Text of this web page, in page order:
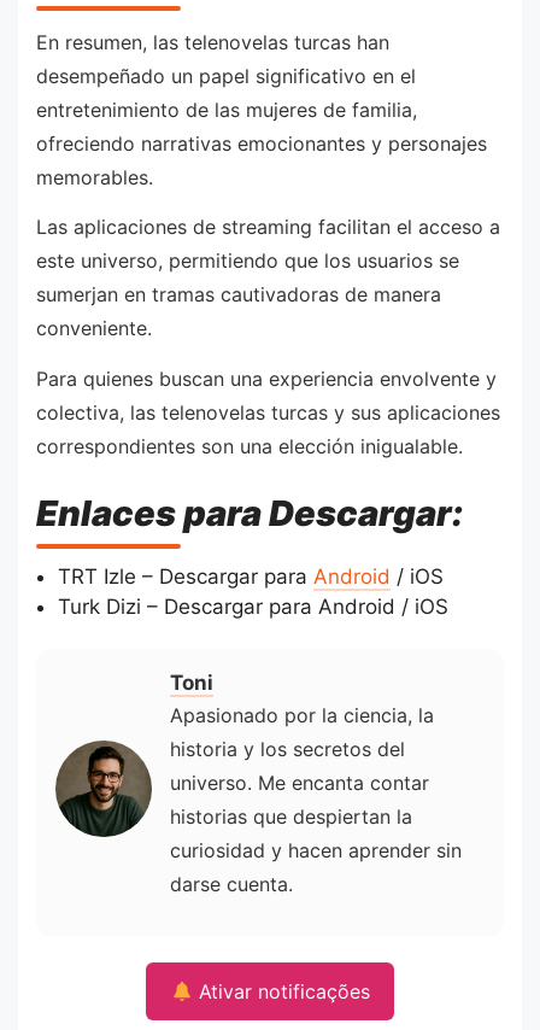
En resumen, las telenovelas turcas han
desempeñado un papel significativo en el
entretenimiento de las mujeres de familia,
ofreciendo narrativas emocionantes y personajes
memorables.
Las aplicaciones de streaming facilitan el acceso a
este universo, permitiendo que los usuarios se
sumerjan en tramas cautivadoras de manera
conveniente.
Para quienes buscan una experiencia envolvente y
colectiva, las telenovelas turcas y sus aplicaciones
correspondientes son una elección inigualable.
Enlaces para Descargar:
TRT Izle – Descargar para Android / iOS
Turk Dizi – Descargar para Android / iOS
Toni
Apasionado por la ciencia, la
historia y los secretos del
universo. Me encanta contar
historias que despiertan la
curiosidad y hacen aprender sin
darse cuenta.
Ativar notificações